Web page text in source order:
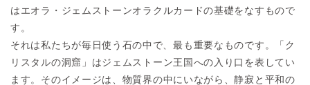
はエオラ・ジェムス トーンオラクルカードの基礎をなすもので
す。
それは私たちが毎日使う石の中で、最も重要なものです。「ク
リス タルの洞窟」はジェムストーン王国への入り口を表してい
ます。 そのイメージは、物質界の中にいながら、静寂と平和の